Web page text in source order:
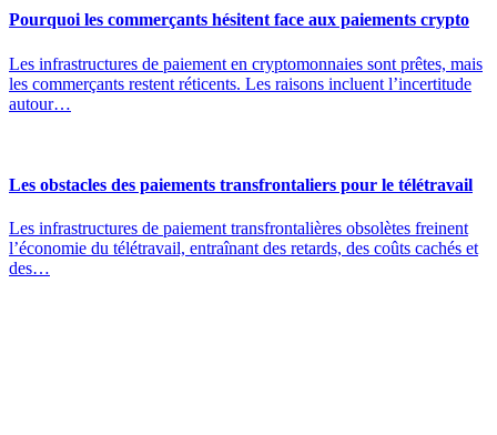
Pourquoi les commerçants hésitent face aux paiements crypto
Les infrastructures de paiement en cryptomonnaies sont prêtes, mais
les commerçants restent réticents. Les raisons incluent l’incertitude
autour…
Les obstacles des paiements transfrontaliers pour le télétravail
Les infrastructures de paiement transfrontalières obsolètes freinent
l’économie du télétravail, entraînant des retards, des coûts cachés et
des…